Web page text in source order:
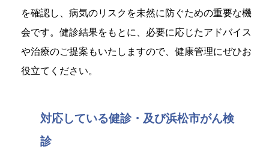
を確認し、病気のリスクを未然に防ぐための重要な機
会です。健診結果をもとに、必要に応じたアドバイス
や治療のご提案もいたしますので、健康管理にぜひお
役立てください。
対応している健診・及び浜松市がん検
診